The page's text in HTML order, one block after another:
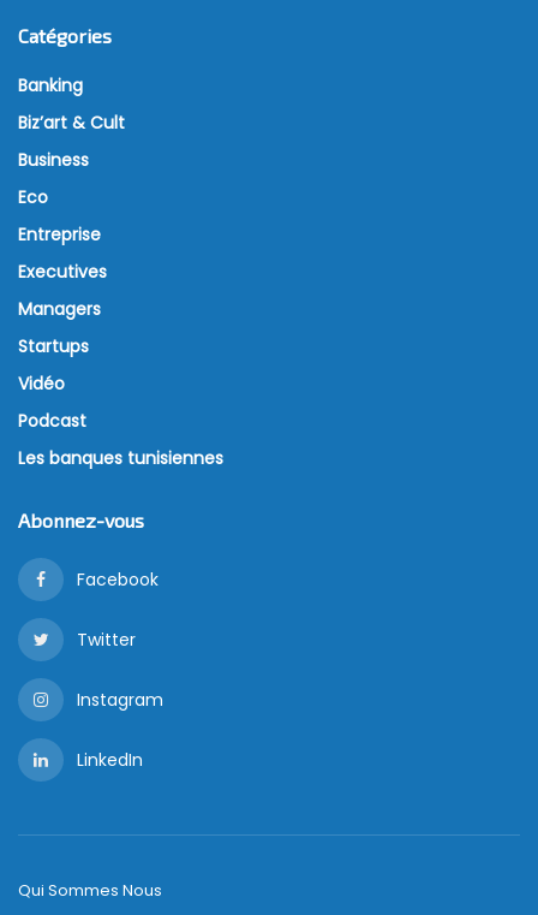
Catégories
Banking
Biz’art & Cult
Business
Eco
Entreprise
Executives
Managers
Startups
Vidéo
Podcast
Les banques tunisiennes
Abonnez-vous
Facebook
Twitter
Instagram
LinkedIn
Qui Sommes Nous